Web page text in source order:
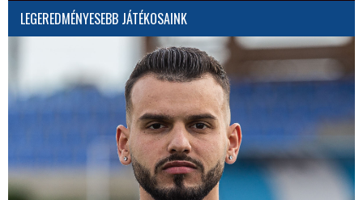
LEGEREDMÉNYESEBB JÁTÉKOSAINK